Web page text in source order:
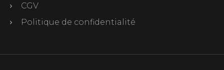
CGV
Politique de confidentialité